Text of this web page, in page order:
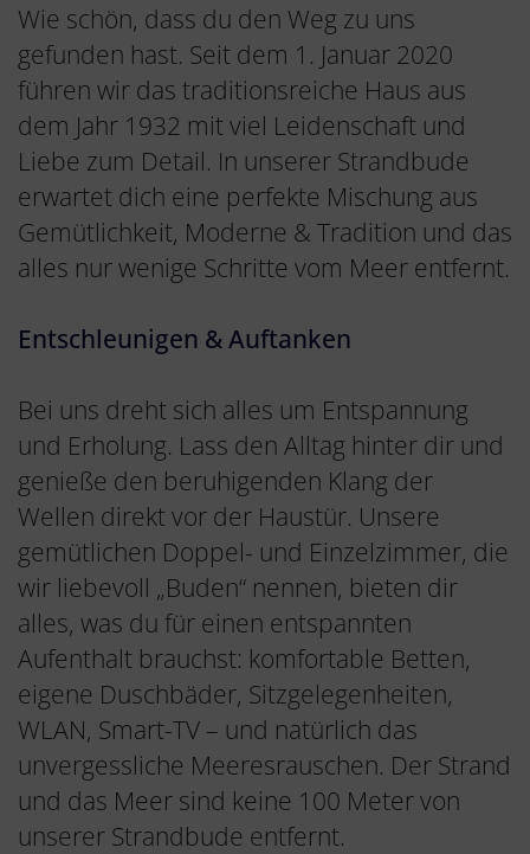
Wie schön, dass du den Weg zu uns
gefunden hast. Seit dem 1. Januar 2020
führen wir das traditionsreiche Haus aus
dem Jahr 1932 mit viel Leidenschaft und
Liebe zum Detail. In unserer Strandbude
erwartet dich eine perfekte Mischung aus
Gemütlichkeit, Moderne & Tradition und das
alles nur wenige Schritte vom Meer entfernt.
Entschleunigen & Auftanken
Bei uns dreht sich alles um Entspannung
und Erholung. Lass den Alltag hinter dir und
genieße den beruhigenden Klang der
Wellen direkt vor der Haustür. Unsere
gemütlichen Doppel- und Einzelzimmer, die
wir liebevoll „Buden“ nennen, bieten dir
alles, was du für einen entspannten
Aufenthalt brauchst: komfortable Betten,
eigene Duschbäder, Sitzgelegenheiten,
WLAN, Smart-TV – und natürlich das
unvergessliche Meeresrauschen. Der Strand
und das Meer sind keine 100 Meter von
unserer Strandbude entfernt.